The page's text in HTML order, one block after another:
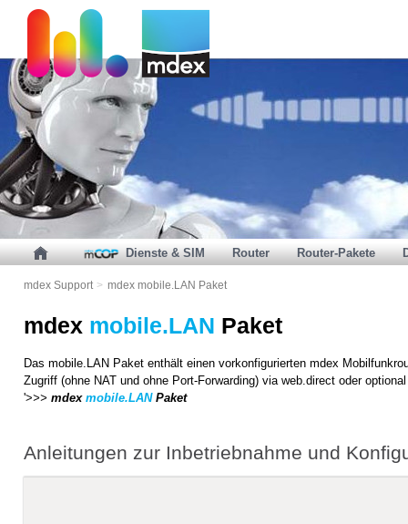
Dienste & SIM Router Router-Pakete
mdex Support > mdex mobile.LAN Paket
mdex mobile.LAN Paket
Das mobile.LAN Paket enthält einen vorkonfigurierten mdex
Zugriff (ohne NAT und ohne Port-Forwarding) via web.direct oder
'>>> mdexmobile.LANPaket
Anleitungen zur Inbetriebnahme und